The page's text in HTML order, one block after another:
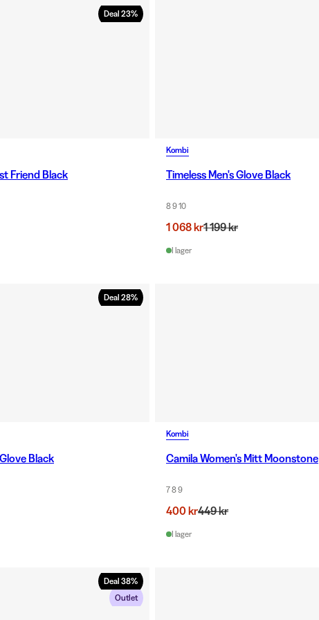
Deal 23%
Friend Black
Kombi
Timeless Men's Glove Black
8 9 10
1 068 kr1 199 kr
I lager
Deal 28%
Black
Kombi
Camila Women's Mitt Moonstone
7 8 9
400 kr449 kr
I lager
Deal 38%
Outlet